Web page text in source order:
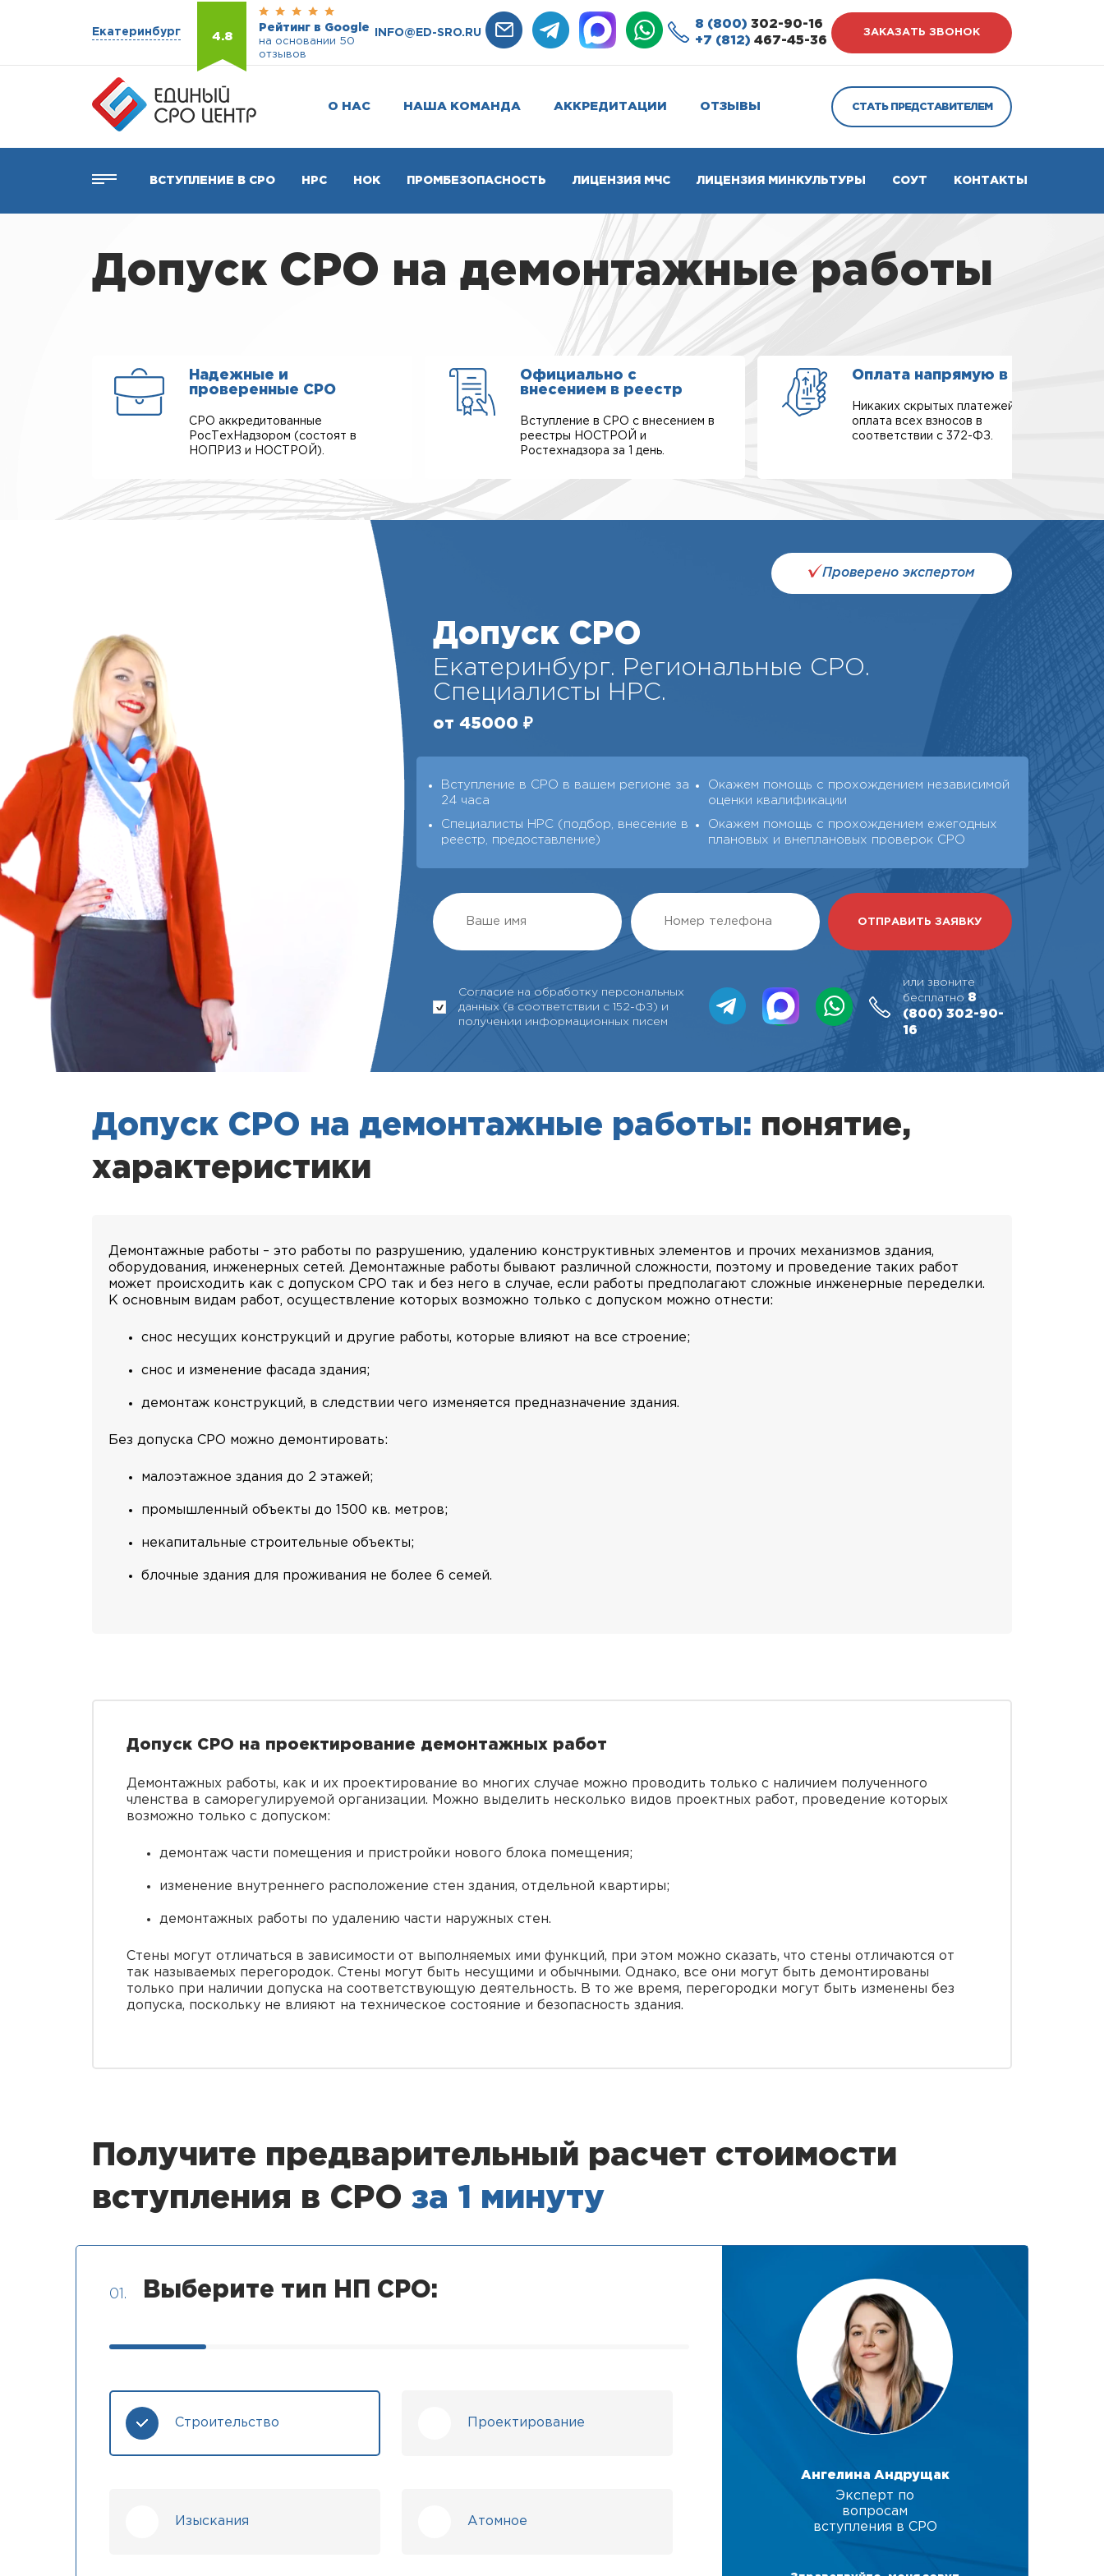
Екатеринбург 4.8
Рейтинг в Google
на основании 50
отзывов
INFO@ED-SRO.RU
8 (800) 302-90-16
+7 (812) 467-45-36
ЗАКАЗАТЬ ЗВОНОК
О НАС НАША КОМАНДА АККРЕДИТАЦИИ ОТЗЫВЫ СТАТЬ ПРЕДСТАВИТЕЛЕМ
ВСТУПЛЕНИЕ В СРО НРС НОК ПРОМБЕЗОПАСНОСТЬ ЛИЦЕНЗИЯ МЧС ЛИЦЕНЗИЯ МИНКУЛЬТУРЫ СОУТ КОНТАКТЫ
Допуск СРО на демонтажные работы
Надежные и
проверенные СРО
СРО аккредитованные
РосТехНадзором (состоят в
НОПРИЗ и НОСТРОЙ).
Официально с
внесением в реестр
Вступление в СРО с внесением в
реестры НОСТРОЙ и
Ростехнадзора за 1 день.
Оплата напрямую в СРО
Никаких скрытых платежей,
оплата всех взносов в
соответствии с 372-ФЗ.
Проверено экспертом
Допуск СРО
Екатеринбург. Региональные СРО.
Специалисты НРС.
от 45000 ₽
Вступление в СРО в вашем регионе за
24 часа
Окажем помощь с прохождением независимой
оценки квалификации
Специалисты НРС (подбор, внесение в
реестр, предоставление)
Окажем помощь с прохождением ежегодных
плановых и внеплановых проверок СРО
Согласие на обработку персональных
данных (в соответствии с 152-ФЗ) и
получении информационных писем
или звоните
бесплатно 8
(800) 302-90-
16
Допуск СРО на демонтажные работы: понятие,
характеристики
Демонтажные работы – это работы по разрушению, удалению конструктивных элементов и прочих механизмов здания,
оборудования, инженерных сетей. Демонтажные работы бывают различной сложности, поэтому и проведение таких работ
может происходить как с допуском СРО так и без него в случае, если работы предполагают сложные инженерные переделки.
К основным видам работ, осуществление которых возможно только с допуском можно отнести:
снос несущих конструкций и другие работы, которые влияют на все строение;
снос и изменение фасада здания;
демонтаж конструкций, в следствии чего изменяется предназначение здания.
Без допуска СРО можно демонтировать:
малоэтажное здания до 2 этажей;
промышленный объекты до 1500 кв. метров;
некапитальные строительные объекты;
блочные здания для проживания не более 6 семей.
Допуск СРО на проектирование демонтажных работ
Демонтажных работы, как и их проектирование во многих случае можно проводить только с наличием полученного
членства в саморегулируемой организации. Можно выделить несколько видов проектных работ, проведение которых
возможно только с допуском:
демонтаж части помещения и пристройки нового блока помещения;
изменение внутреннего расположение стен здания, отдельной квартиры;
демонтажных работы по удалению части наружных стен.
Стены могут отличаться в зависимости от выполняемых ими функций, при этом можно сказать, что стены отличаются от
так называемых перегородок. Стены могут быть несущими и обычными. Однако, все они могут быть демонтированы
только при наличии допуска на соответствующую деятельность. В то же время, перегородки могут быть изменены без
допуска, поскольку не влияют на техническое состояние и безопасность здания.
Получите предварительный расчет стоимости
вступления в СРО за 1 минуту
01. Выберите тип НП СРО:
Строительство Проектирование
Изыскания Атомное
Ангелина Андрущак
Эксперт по
вопросам
вступления в СРО